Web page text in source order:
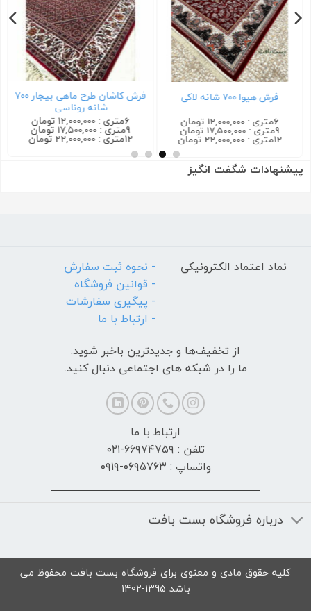
فرش هیوا ۷۰۰ شانه لاکی
6متری : 12,000,000 تومان
9متری : 17,500,000 تومان
12متری : 22,000,000 تومان
فرش کاشان طرح ماهی بیجار ۷۰۰
شانه روناسی
6متری : 12,000,000 تومان
9متری : 17,500,000 تومان
12متری : 22,000,000 تومان
پیشنهادات شگفت انگیز
نماد اعتماد الکترونیکی
- نحوه ثبت سفارش
- قوانین فروشگاه
- پیگیری سفارشات
- ارتباط با ما
از تخفیف‌ها و جدیدترین‌ باخبر شوید.
ما را در شبکه های اجتماعی دنبال کنید.
ارتباط با ما
تلفن : ۶۶۹۷۴۷۵۹-۰۲۱
واتساپ : ۰۶۹۵۷۶۳-۰۹۱۹
درباره فروشگاه بست بافت
کلیه حقوق مادی و معنوی برای فروشگاه بست بافت محفوظ می
باشد 1395-1402